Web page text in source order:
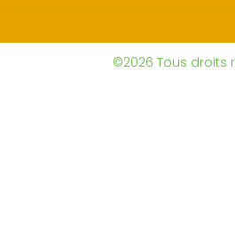
©2026 Tous droits